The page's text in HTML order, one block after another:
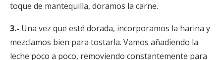
toque de mantequilla, doramos la carne.
3.- Una vez que esté dorada, incorporamos la harina y
mezclamos bien para tostarla. Vamos añadiendo la
leche poco a poco, removiendo constantemente para